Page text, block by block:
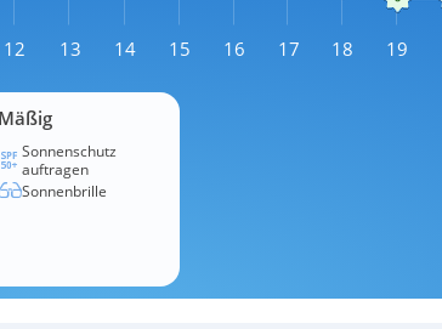
12 13 14 15 16 17 18 19
Mäßig
Sonnenschutz
auftragen
Sonnenbrille